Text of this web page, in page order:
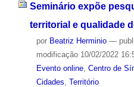
Seminário expõe
territorial e qualidade
por Beatriz Herminio —
modificação10/02/2022
Evento online, Centro de
Cidades Território